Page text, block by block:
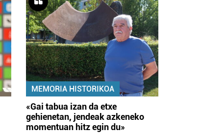
MEMORIA HISTORIKOA
«Gai tabua izan da etxe
gehienetan, jendeak azkeneko
momentuan hitz egin du»